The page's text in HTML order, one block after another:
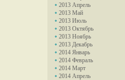
2013 Апрель
2013 Май
2013 Июль
2013 Октябрь
2013 Ноябрь
2013 Декабрь
2014 Январь
2014 Февраль
2014 Март
2014 Апрель